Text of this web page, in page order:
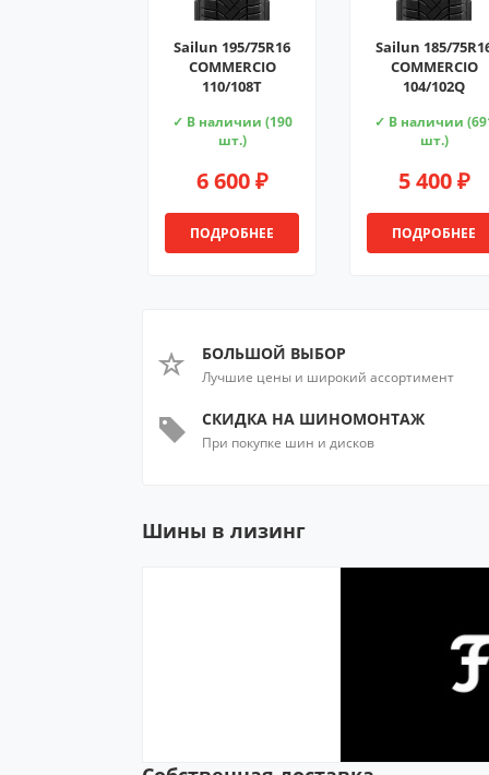
Sailun 195/75R16
COMMERCIO
110/108T
✓ В наличии (190
шт.)
6 600 ₽
ПОДРОБНЕЕ
Sailun 185/
COMMERCIO
104/102Q
✓ В наличии
шт.)
5 400 ₽
ПОДРОБНЕЕ
БОЛЬШОЙ ВЫБОР
Лучшие цены и широкий ассортимент
СКИДКА НА ШИНОМОНТАЖ
При покупке шин и дисков
Шины в лизинг